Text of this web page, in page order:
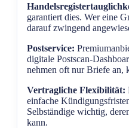
garantiert dies. Wer eine
darauf zwingend
Postservice:
digitale Postscan-
nehmen oft nur Briefe an,
Vertragliche Flexibilität:
einfache
Selbständige wichtig,
kann.